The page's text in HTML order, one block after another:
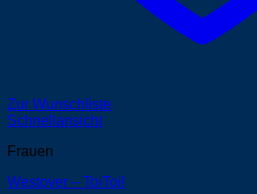
Zur Wunschliste
Schnellansicht
Frauen
Westover – ToiToi!